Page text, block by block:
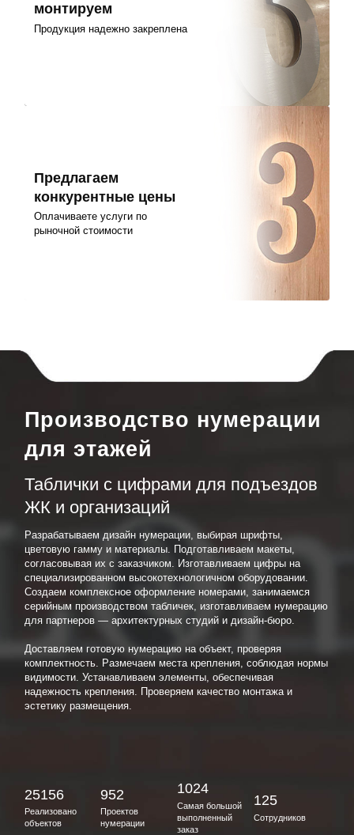
монтируем
Продукция надежно закреплена
Предлагаем
конкурентные цены
Оплачиваете услуги по
рыночной стоимости
Производство нумерации
для этажей
Таблички с цифрами для подъездов
ЖК и организаций
Разрабатываем дизайн нумерации, выбирая шрифты,
цветовую гамму и материалы. Подготавливаем макеты,
согласовывая их с заказчиком. Изготавливаем цифры на
специализированном высокотехнологичном оборудовании.
Создаем комплексное оформление номерами, занимаемся
серийным производством табличек, изготавливаем нумерацию
для партнеров — архитектурных студий и дизайн-бюро.
Доставляем готовую нумерацию на объект, проверяя
комплектность. Размечаем места крепления, соблюдая нормы
видимости. Устанавливаем элементы, обеспечивая
надежность крепления. Проверяем качество монтажа и
эстетику размещения.
25156
Реализовано
объектов
952
Проектов
нумерации
1024
Самая большой
выполненный
заказ
125
Сотрудников